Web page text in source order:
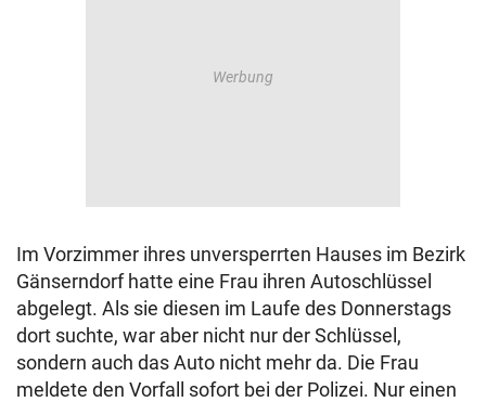
Im Vorzimmer ihres unversperrten Hauses im Bezirk
Gänserndorf hatte eine Frau ihren Autoschlüssel
abgelegt. Als sie diesen im Laufe des Donnerstags
dort suchte, war aber nicht nur der Schlüssel,
sondern auch das Auto nicht mehr da. Die Frau
meldete den Vorfall sofort bei der Polizei. Nur einen